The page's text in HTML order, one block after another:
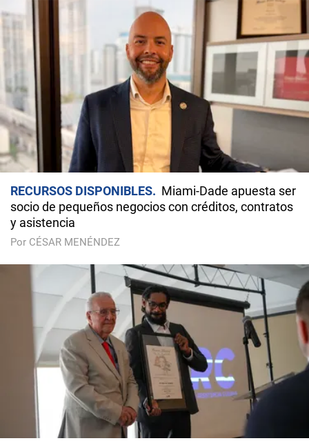
RECURSOS DISPONIBLES
Miami-Dade apuesta ser
socio de pequeños negocios con créditos, contratos
y asistencia
Por CÉSAR MENÉNDEZ